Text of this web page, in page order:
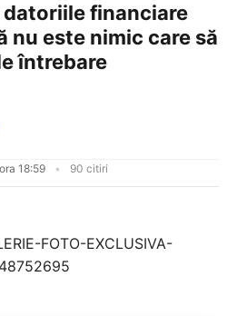
datoriile financiare
nu este nimic care să
întrebare
18:59 90 citiri